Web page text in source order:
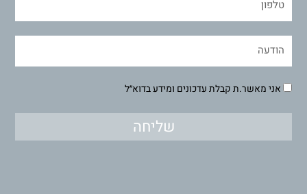
אני מאשר.ת קבלת עדכונים ומידע בדוא״ל
שליחה